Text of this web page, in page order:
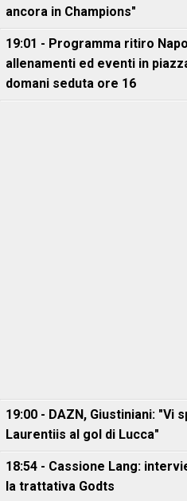
ancora in Champions"
19:01 - Programma ritiro
allenamenti ed eventi in
domani seduta ore 16
19:00 - DAZN, Giustiniani: "Vi
Laurentiis al gol di Lucca"
18:54 - Cassione Lang:
la trattativa Godts